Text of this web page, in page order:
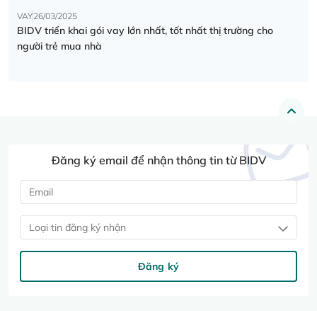
VAY26/03/2025
BIDV triển khai gói vay lớn nhất, tốt nhất thị trường cho
người trẻ mua nhà
Đăng ký email để nhận thông tin từ BIDV
Loại tin đăng ký nhận
Đăng ký